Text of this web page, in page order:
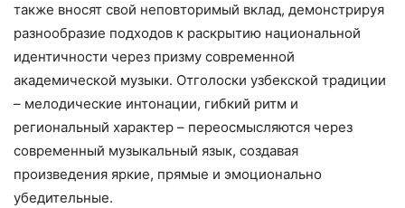
также вносят свой неповторимый вклад, демонстрируя
разнообразие подходов к раскрытию национальной
идентичности через призму современной
академической музыки. Отголоски узбекской традиции
– мелодические интонации, гибкий ритм и
региональный характер – переосмысляются через
современный музыкальный язык, создавая
произведения яркие, прямые и эмоционально
убедительные.